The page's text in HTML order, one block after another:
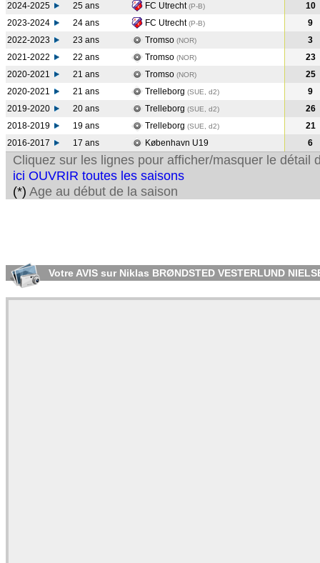
2024-2025
25 ans FC Utrecht(P-B)
10
2023-2024
24 ans FC Utrecht(P-B)
9
2022-2023
23 ans Tromso (NOR)
3
2021-2022
22 ans Tromso (NOR)
23
2020-2021
21 ans Tromso (NOR)
25
2020-2021
21 ans Trelleborg (SUE, d2)
9
2019-2020
20 ans Trelleborg (SUE, d2)
26
2018-2019
19 ans Trelleborg (SUE, d2)
21
2016-2017
17 ans København U19 6
Cliquez sur les lignes pour afficher/masquer le détail
ici OUVRIR toutes les saisons
(*) Age au début de la saison
Votre AVIS sur Niklas BRØNDSTED VESTERLUND